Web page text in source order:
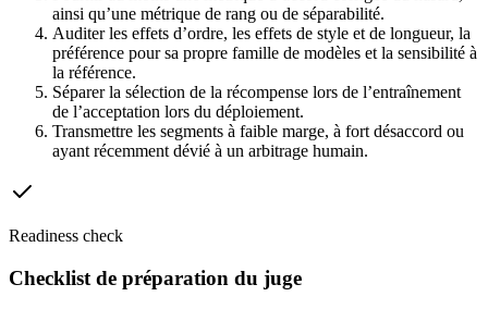
ainsi qu’une métrique de rang ou de séparabilité.
Auditer les effets d’ordre, les effets de style et de longueur, la
préférence pour sa propre famille de modèles et la sensibilité à
la référence.
Séparer la sélection de la récompense lors de l’entraînement
de l’acceptation lors du déploiement.
Transmettre les segments à faible marge, à fort désaccord ou
ayant récemment dévié à un arbitrage humain.
Readiness check
Checklist de préparation du juge